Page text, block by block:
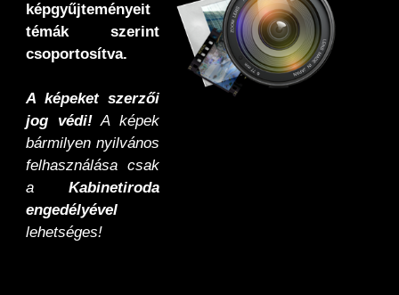
képgyűjteményeit
témák szerint
csoportosítva.
A képeket szerzői
jog védi!A képek
bármilyen nyilvános
felhasználása csak
a Kabinetiroda
engedélyével
lehetséges!